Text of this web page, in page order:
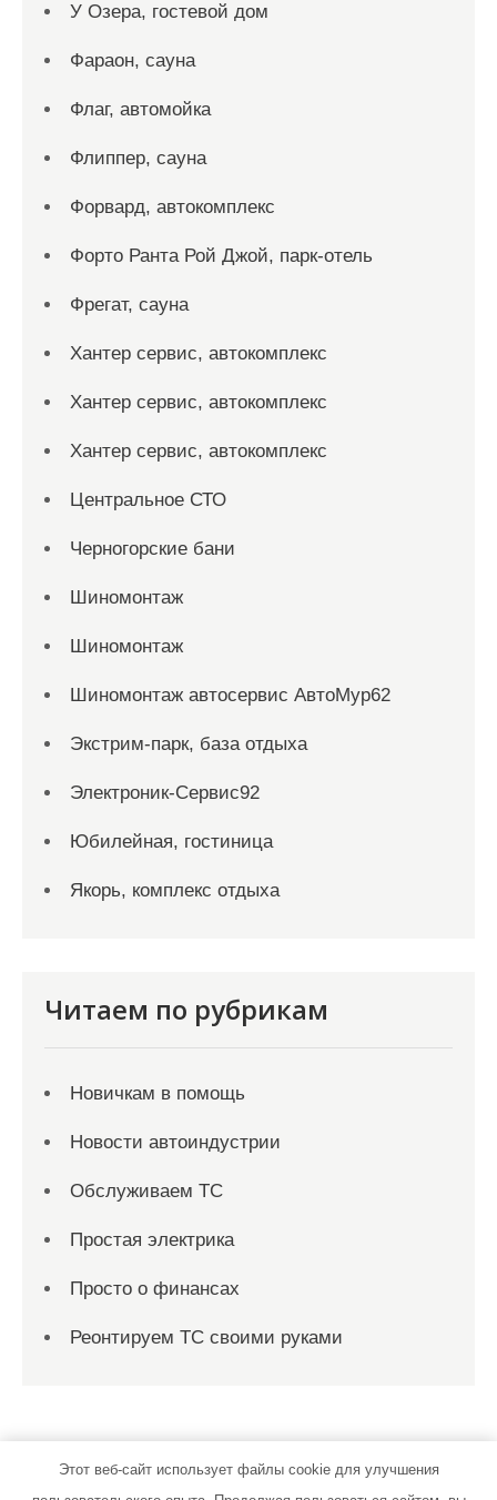
У Озера, гостевой дом
Фараон, сауна
Флаг, автомойка
Флиппер, сауна
Форвард, автокомплекс
Форто Ранта Рой Джой, парк-отель
Фрегат, сауна
Хантер сервис, автокомплекс
Хантер сервис, автокомплекс
Хантер сервис, автокомплекс
Центральное СТО
Черногорские бани
Шиномонтаж
Шиномонтаж
Шиномонтаж автосервис АвтоМур62
Экстрим-парк, база отдыха
Электроник-Сервис92
Юбилейная, гостиница
Якорь, комплекс отдыха
Читаем по рубрикам
Новичкам в помощь
Новости автоиндустрии
Обслуживаем ТС
Простая электрика
Просто о финансах
Реонтируем ТС своими руками
Этот веб-сайт использует файлы cookie для улучшения